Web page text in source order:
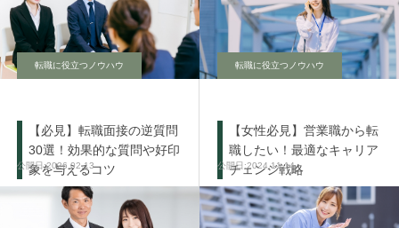
転職に役立つノウハウ
【必見】転職面接の逆質問
30選！効果的な質問や好印
象を与えるコツ
2026.02.13
転職に役立つノウハウ
【女性必見】営業職から転
職したい！最適なキャリア
チェンジ戦略
2024.11.14